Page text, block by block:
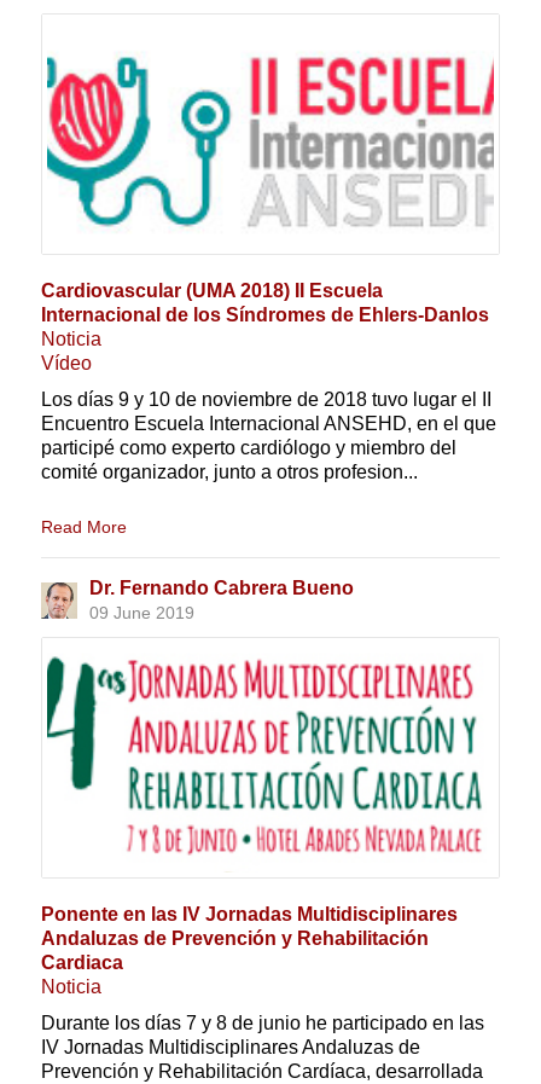
Cardiovascular (UMA 2018) II Escuela
Internacional de los Síndromes de Ehlers-Danlos
Noticia
Vídeo
Los días 9 y 10 de noviembre de 2018 tuvo lugar el II
Encuentro Escuela Internacional ANSEHD, en el que
participé como experto cardiólogo y miembro del
comité organizador, junto a otros profesion...
Read More
Dr. Fernando Cabrera Bueno
09 June 2019
Ponente en las IV Jornadas Multidisciplinares
Andaluzas de Prevención y Rehabilitación
Cardiaca
Noticia
Durante los días 7 y 8 de junio he participado en las
IV Jornadas Multidisciplinares Andaluzas de
Prevención y Rehabilitación Cardíaca, desarrollada